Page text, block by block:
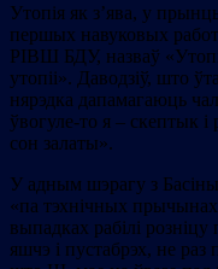
Утопія як з’ява, у
першых навуковых
РІВШ БДУ, назваў
утопіі». Даводзіў, што
нярэдка дапамагаюць
ўвогуле-то я – скептык і
сон залаты».
У адным шэрагу з
«па тэхнічных
выпадках рабілі
яшчэ і пустабрэх, не раз